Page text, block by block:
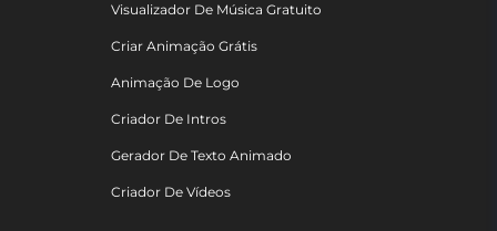
Visualizador De Música Gratuito
Criar Animação Grátis
Animação De Logo
Criador De Intros
Gerador De Texto Animado
Criador De Vídeos